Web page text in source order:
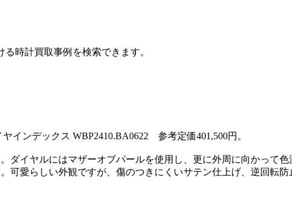
時計買取事例を検索できます。
インデックス WBP2410.BA0622 参考定価401,500円。
ダイヤルにはマザーオブパールを使用し、更に外周に向かって
可愛らしい外観ですが、傷のつきにくいサテン仕上げ、逆回転